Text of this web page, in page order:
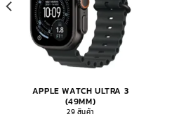
APPLE WATCH ULTRA 3
(49MM)
29 สินค้า